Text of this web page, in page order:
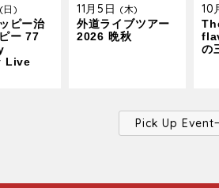
(日)
ピー治
ー 77
Live
11月5日 (木)
外道ライブツアー
2026 晩秋
10
の
Pick Up Event